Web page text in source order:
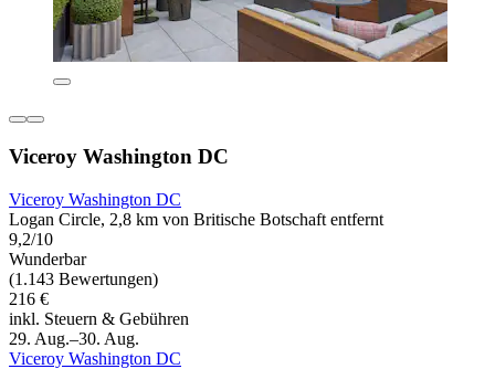
Viceroy Washington DC
Viceroy Washington DC
Logan Circle, 2,8 km von Britische Botschaft entfernt
9,2/10
Wunderbar
(1.143 Bewertungen)
216 €
inkl. Steuern & Gebühren
29. Aug.–30. Aug.
Viceroy Washington DC